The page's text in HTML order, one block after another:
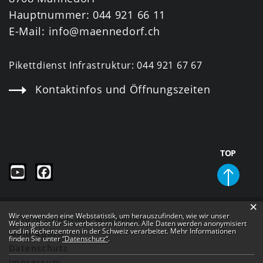
Hauptnummer: 044 921 66 11
E-Mail: info@maennedorf.ch
Pikettdienst Infrastruktur:044 921 67 67
Kontaktinfos und Öffnungszeiten
© 2026 Gemeinde Männedorf
Mein Konto
TOP
Webstatistik
Wir verwenden eine Webstatistik, um herauszufinden, wie wir unser
Webangebot für Sie verbessern können. Alle Daten werden anonymisiert
und in Rechenzentren in der Schweiz verarbeitet. Mehr Informationen
finden Sie unter“Datenschutz“.
×